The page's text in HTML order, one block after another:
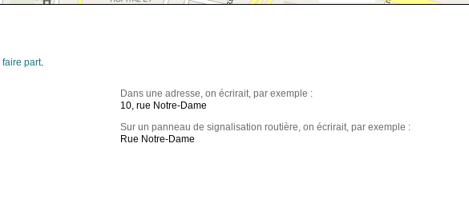
faire part.
Dans une adresse, on écrirait, par exemple :
10, rue Notre-Dame
Sur un panneau de signalisation routière, on écrirait, par exemple :
Rue Notre-Dame